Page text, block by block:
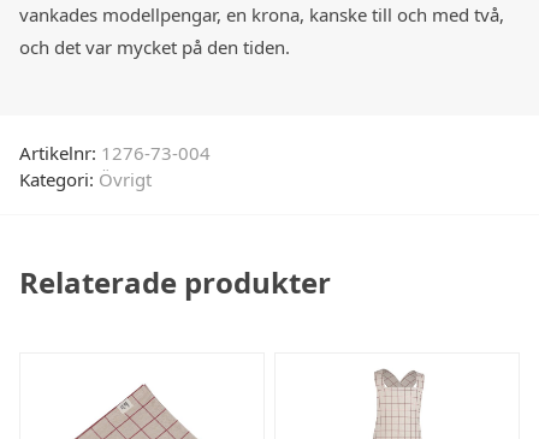
vankades modellpengar, en krona, kanske till och med två,
och det var mycket på den tiden.
Artikelnr: 1276-73-004
Kategori: Övrigt
Relaterade produkter